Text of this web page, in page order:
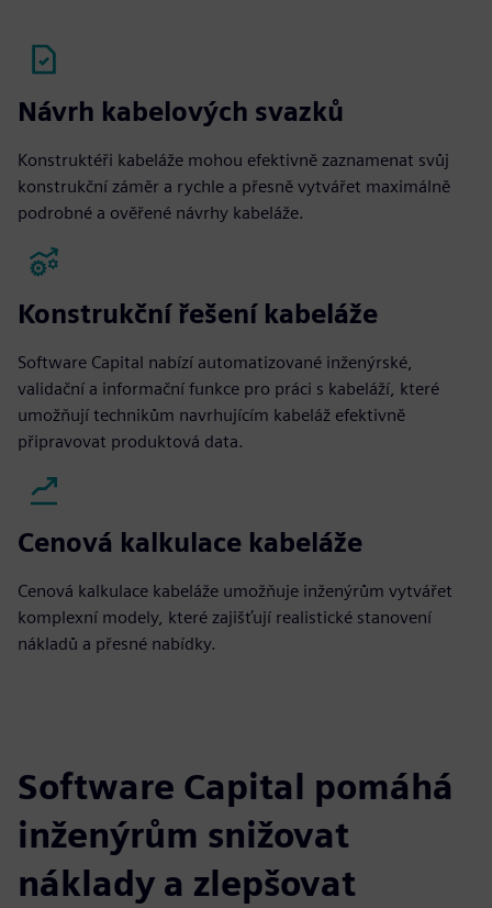
Návrh kabelových svazků
Konstruktéři kabeláže mohou efektivně zaznamenat svůj
konstrukční záměr a rychle a přesně vytvářet maximálně
podrobné a ověřené návrhy kabeláže.
Konstrukční řešení kabeláže
Software Capital nabízí automatizované inženýrské,
validační a informační funkce pro práci s kabeláží, které
umožňují technikům navrhujícím kabeláž efektivně
připravovat produktová data.
Cenová kalkulace kabeláže
Cenová kalkulace kabeláže umožňuje inženýrům vytvářet
komplexní modely, které zajišťují realistické stanovení
nákladů a přesné nabídky.
Software Capital pomáhá
inženýrům snižovat
náklady a zlepšovat